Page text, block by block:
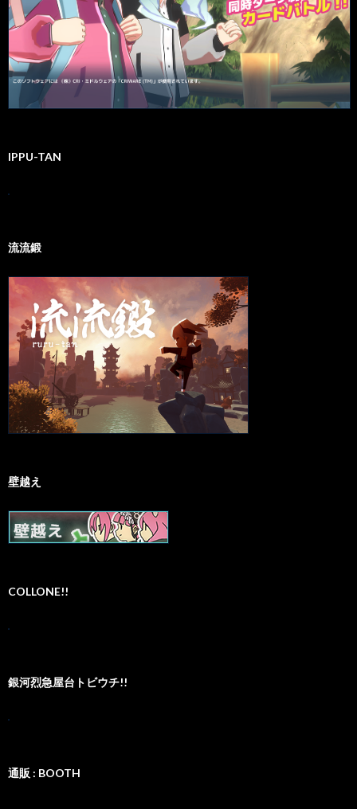
IPPU-TAN
流流鍛
壁越え
COLLONE!!
銀河烈急屋台トビウチ!!
通販 : BOOTH